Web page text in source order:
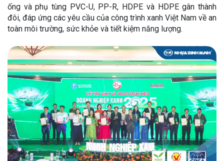
ống và phụ tùng PVC-U, PP-R, HDPE và HDPE gân thành
đôi, đáp ứng các yêu cầu của công trình xanh Việt Nam về an
toàn môi trường, sức khỏe và tiết kiệm năng lượng.